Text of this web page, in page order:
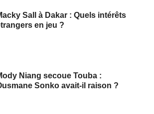
Sall à Dakar : Quels intérêts
en jeu ?
Niang secoue Touba :
Sonko avait-il raison ?